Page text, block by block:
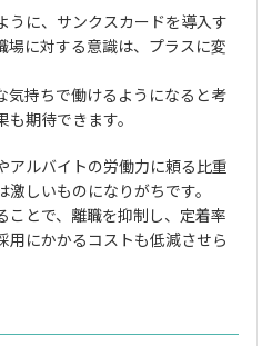
うに、サンクスカードを導入す
場に対する意識は、プラスに変
気持ちで働けるようになると考
期待できます。
アルバイトの労働力に頼る比重
しいものになりがちです。
ことで、離職を抑制し、定着率
用にかかるコストも低減させら